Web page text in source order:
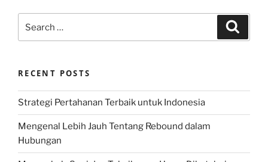
for:
RECENT POSTS
Strategi Pertahanan Terbaik untuk Indonesia
Mengenal Lebih Jauh Tentang Rebound dalam
Hubungan